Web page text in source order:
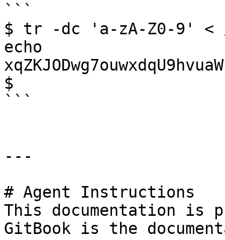
```
$ tr -dc 'a-zA-Z0-9' < /
echo
$
```
---
# Agent Instructions
This documentation is
GitBook is the